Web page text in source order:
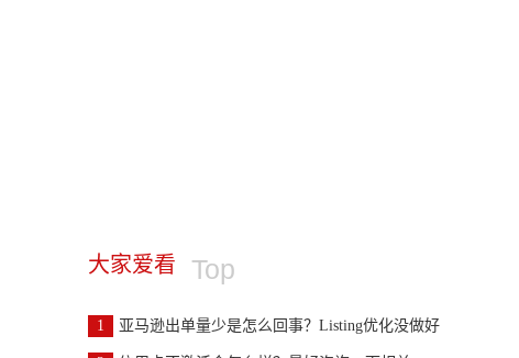
大家爱看 Top
1 亚马逊出单量少是怎么回事？Listing优化没做好